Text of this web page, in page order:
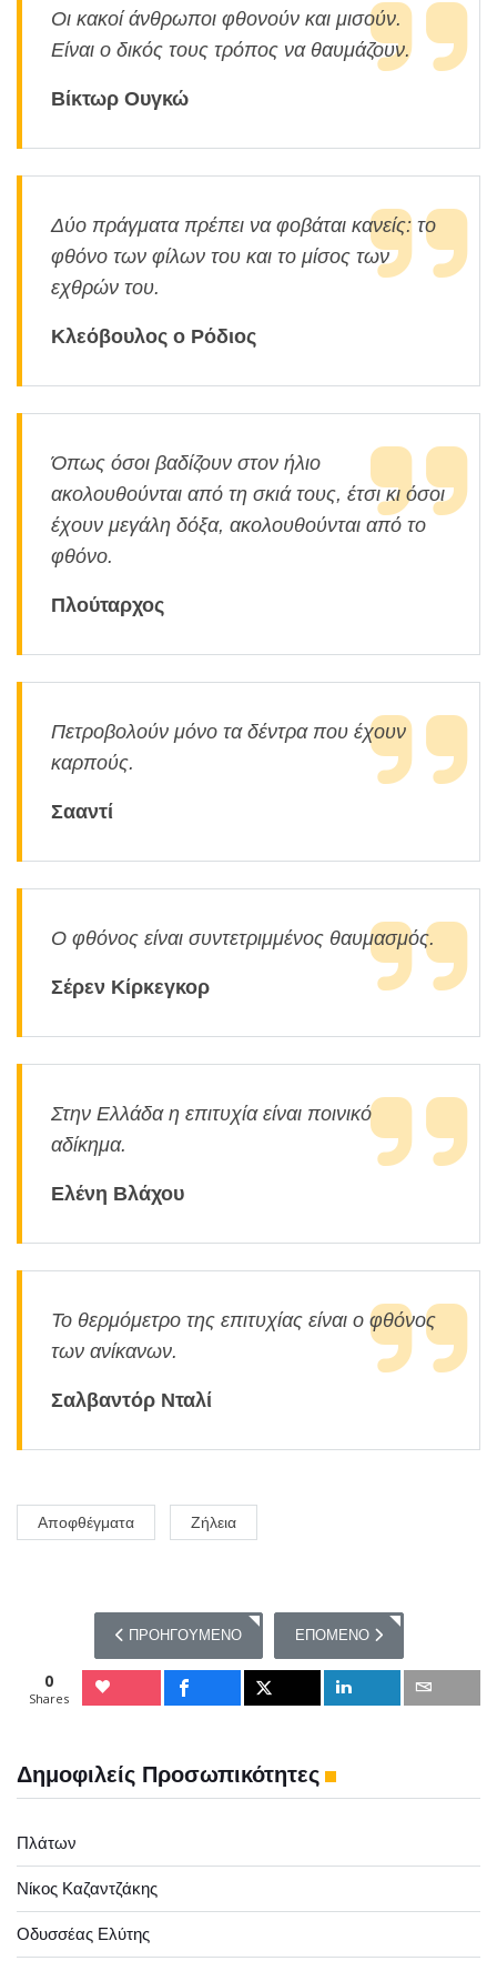
Δημοφιλείς Προσωπικότητες
Πλάτων
Νίκος Καζαντζάκης
Οδυσσέας Ελύτης
Οι κακοί άνθρωποι φθονούν και μισούν.
Είναι ο δικός τους τρόπος να θαυμάζουν.
Βίκτωρ Ουγκώ
Δύο πράγματα πρέπει να φοβάται κανείς: το
φθόνο των φίλων του και το μίσος των
εχθρών του.
Κλεόβουλος ο Ρόδιος
Όπως όσοι βαδίζουν στον ήλιο
ακολουθούνται από τη σκιά τους, έτσι κι όσοι
έχουν μεγάλη δόξα, ακολουθούνται από το
φθόνο.
Πλούταρχος
Πετροβολούν μόνο τα δέντρα που έχουν
καρπούς.
Σααντί
Ο φθόνος είναι συντετριμμένος θαυμασμός.
Σέρεν Κίρκεγκορ
Στην Ελλάδα η επιτυχία είναι ποινικό
αδίκημα.
Ελένη Βλάχου
Το θερμόμετρο της επιτυχίας είναι ο φθόνος
των ανίκανων.
Σαλβαντόρ Νταλί
Αποφθέγματα Ζήλεια
ΠΡΟΗΓΟΎΜΕΝΟ ΆΡΘΡΟ: 10 ΑΠΟΦΘΈΓΜΑΤΑ ΓΙΑ ΤΑ
ΠΡΟΗΓΟΎΜΕΝΟ ΕΠΌΜΕΝΟ ΆΡΘΡΟ: 10
ΕΠΌΜΕΝΟ
0
Shares